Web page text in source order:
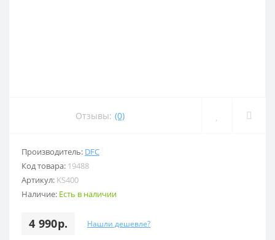
Отзывы: (0)
Производитель: DFC
Код товара: 19488
Артикул: KS400
Наличие: Есть в наличии
4 990р. Нашли дешевле?